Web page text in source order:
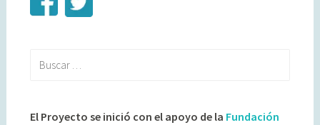
El Proyecto se inició con el apoyo de la Fundación